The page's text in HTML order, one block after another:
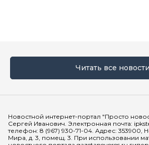
Читать все новости
Новостной интернет-портал "Просто
Сергей Иванович. Электронная почта:
телефон: 8 (967) 930-71-04. Адрес: 353900,
Мира, д. 3, помещ. 3. При использовании